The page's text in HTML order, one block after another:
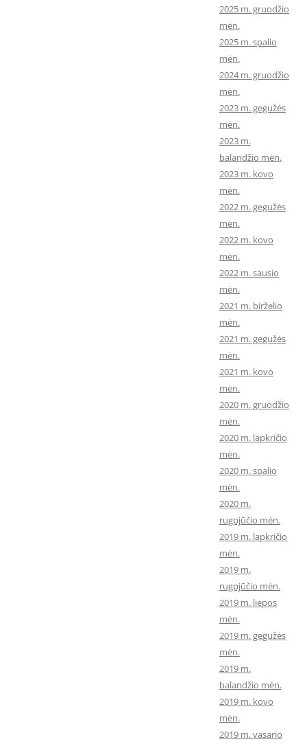
2025 m. gruodžio
mėn.
2025 m. spalio
mėn.
2024 m. gruodžio
mėn.
2023 m. gegužės
mėn.
2023 m.
balandžio mėn.
2023 m. kovo
mėn.
2022 m. gegužės
mėn.
2022 m. kovo
mėn.
2022 m. sausio
mėn.
2021 m. birželio
mėn.
2021 m. gegužės
mėn.
2021 m. kovo
mėn.
2020 m. gruodžio
mėn.
2020 m. lapkričio
mėn.
2020 m. spalio
mėn.
2020 m.
rugpjūčio mėn.
2019 m. lapkričio
mėn.
2019 m.
rugpjūčio mėn.
2019 m. liepos
mėn.
2019 m. gegužės
mėn.
2019 m.
balandžio mėn.
2019 m. kovo
mėn.
2019 m. vasario